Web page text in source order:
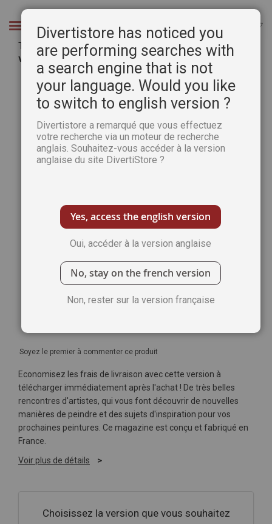
Chercher
TELECHARGEMENT : L'Art de l'Aquarelle 52 en
version numérique
galerie
d’images
Soyez le premier à commenter ce produit
Economisez les frais de livraison avec cette version à
télécharger immédiatement après l'achat ! De très belles
rencontres d'artistes, qui vous font découvrir de nouvelles
manières de peindre et des sujets d'inspiration pour vos
prochaines peintures. Ce magazine est conçu et fabriqué en
France.
Voir plus de détails
Choisissez la version que vous souhaitez
Divertistore has noticed you
are performing searches with
a search engine that is not
your language. Would you like
to switch to english version ?
Divertistore a remarqué que vous effectuez
votre recherche via un moteur de recherche
anglais. Souhaitez-vous accéder à la version
anglaise du site DivertiStore ?
Yes, access the english version
Oui, accéder à la version anglaise
No, stay on the french version
Non, rester sur la version française